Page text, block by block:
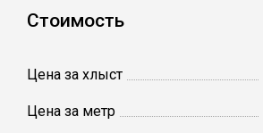
Стоимость
Цена за хлыст
Цена за метр